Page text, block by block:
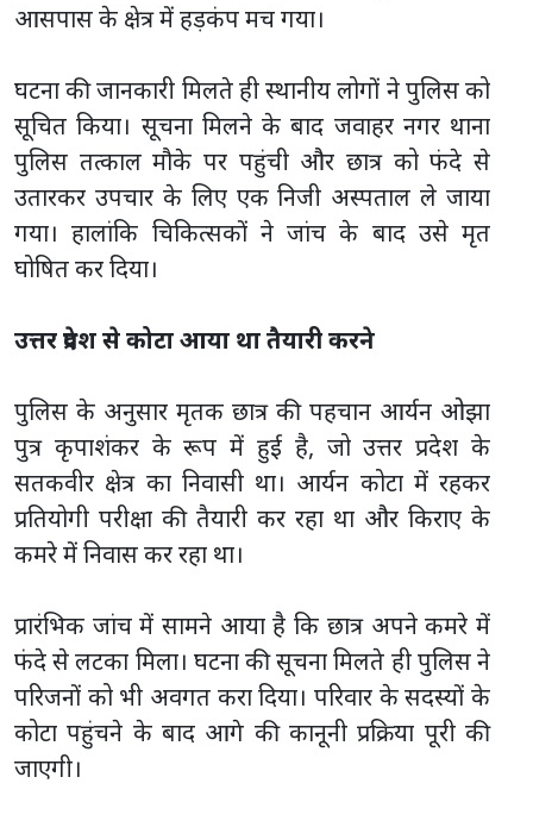
आसपास के क्षेत्र में हड़कंप मच गया।
घटना की जानकारी मिलते ही स्थानीय लोगों ने पुलिस को
सूचित किया। सूचना मिलने के बाद जवाहर नगर थाना
पुलिस तत्काल मौके पर पहुंची और छात्र को फंदे से
उतारकर उपचार के लिए एक निजी अस्पताल ले जाया
गया। हालांकि चिकित्सकों ने जांच के बाद उसे मृत
घोषित कर दिया।
उत्तर प्रदेश से कोटा आया था तैयारी करने
पुलिस के अनुसार मृतक छात्र की पहचान आर्यन ओझा
पुत्र कृपाशंकर के रूप में हुई है, जो उत्तर प्रदेश के
सतकवीर क्षेत्र का निवासी था। आर्यन कोटा में रहकर
प्रतियोगी परीक्षा की तैयारी कर रहा था और किराए के
कमरे में निवास कर रहा था।
प्रारंभिक जांच में सामने आया है कि छात्र अपने कमरे में
फंदे से लटका मिला। घटना की सूचना मिलते ही पुलिस ने
परिजनों को भी अवगत करा दिया। परिवार के सदस्यों के
कोटा पहुंचने के बाद आगे की कानूनी प्रक्रिया पूरी की
जाएगी।